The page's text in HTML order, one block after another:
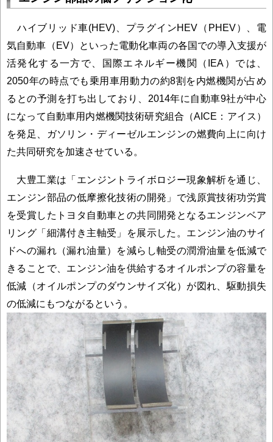
ハイブリッド車(HEV)、プラグインHEV（PHEV）、電
気自動車（EV）といった電動化車両の各国での導入支援が
活発化する一方で、国際エネルギー機関（IEA）では、
2050年の時点でも乗用車用動力の約8割を内燃機関が占め
るとの予測を打ち出しており、2014年に自動車9社が中心
になって自動車用内燃機関技術研究組合（AICE：アイス）
を発足、ガソリン・ディーゼルエンジンの燃費向上に向け
た共同研究を加速させている。
大豊工業は「エンジントライボロジー現象解析を通じ、
エンジン部品の低摩擦化技術の開発」で浅原賞技術功労賞
を受賞したトヨタ自動車との共同開発となるエンジンベア
リング「細溝付き主軸受」を展示した。エンジン油のサイ
ドへの漏れ（漏れ油量）を減らし軸受の潤滑油量を低減で
きることで、エンジン油を供給するオイルポンプの容量を
低減（オイルポンプのダウンサイズ化）が図れ、駆動損失
の低減にもつながるという。